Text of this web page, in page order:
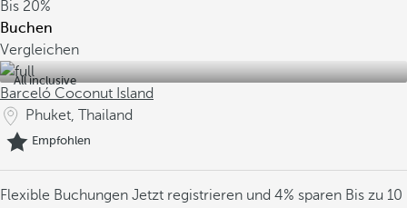
Bis 20%
Buchen
Vergleichen
All inclusive
Barceló Coconut Island
Phuket, Thailand
Empfohlen
Flexible Buchungen Jetzt registrieren und 4% sparen Bis zu 10